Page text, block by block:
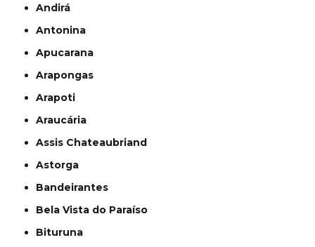
Andirá
Antonina
Apucarana
Arapongas
Arapoti
Araucária
Assis Chateaubriand
Astorga
Bandeirantes
Bela Vista do Paraíso
Bituruna